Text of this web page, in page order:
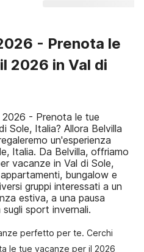
- Prenota le
2026 in Val di
- Prenota le tue
Sole, Italia? Allora Belvilla
un'esperienza
Italia. Da Belvilla, offriamo
vacanze in Val di Sole,
bungalow e
gruppi interessati a un
estiva, a una pausa
sport invernali.
perfetto per te. Cerchi
le tue vacanze per il 2026